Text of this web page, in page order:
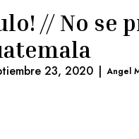
// No se
23, 2020 | Angel